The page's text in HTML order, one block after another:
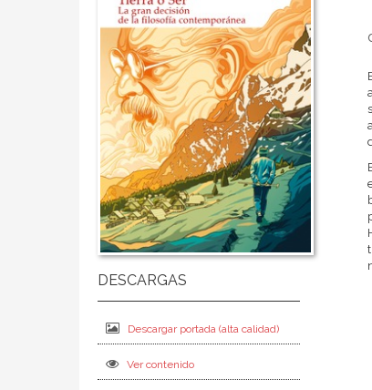
Descargar portada (alta calidad)
Ver contenido